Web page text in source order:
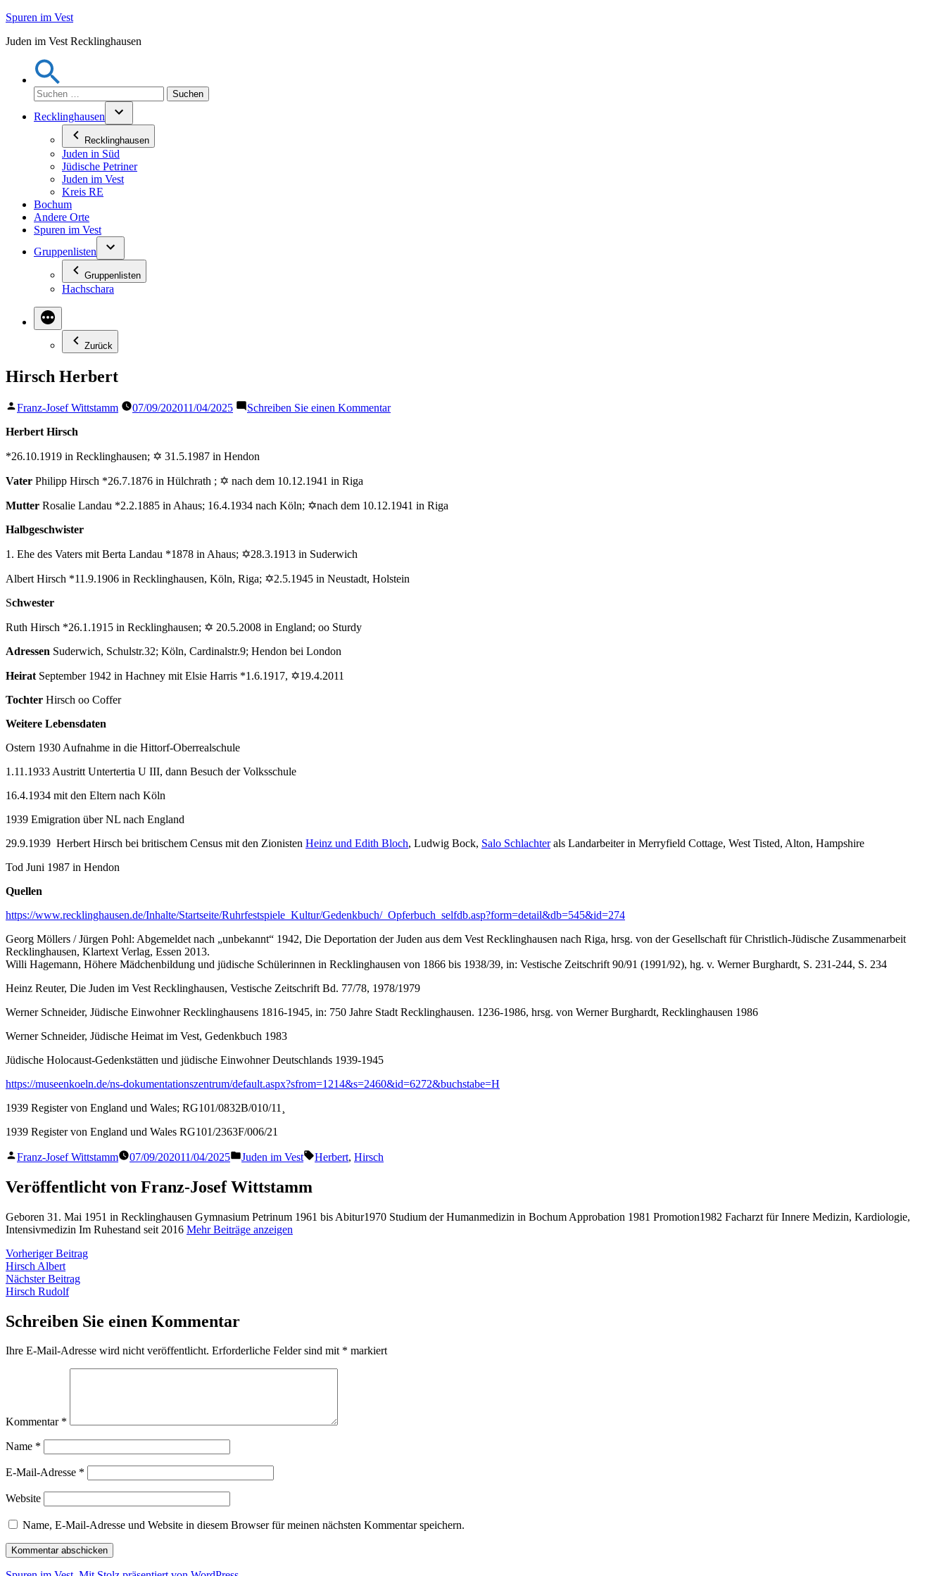
Zum
springen
Spuren im Vest
Juden im Vest Recklinghausen
Suchen
nach:
Recklinghausen
Recklinghausen
Juden in Süd
Jüdische Petriner
Juden im Vest
Kreis RE
Bochum
Andere Orte
Spuren im Vest
Gruppenlisten
Gruppenlisten
Hachschara
Zurück
Hirsch Herbert
Veröffentlicht
Franz-Josef Wittstamm 07/09/202011/04/2025 Schreiben Sie einen Kommentarzu
Herbert Hirsch
*26.10.1919 in Recklinghausen; ✡ 31.5.1987 in Hendon
Vater Philipp Hirsch *26.7.1876 in Hülchrath ; ✡ nach dem 10.12.1941 in Riga
Mutter Rosalie Landau *2.2.1885 in Ahaus; 16.4.1934 nach Köln; ✡nach dem 10.12.1941 in Riga
Halbgeschwister
1. Ehe des Vaters mit Berta Landau *1878 in Ahaus; ✡28.3.1913 in Suderwich
Albert Hirsch *11.9.1906 in Recklinghausen, Köln, Riga; ✡2.5.1945 in Neustadt, Holstein
Schwester
Ruth Hirsch *26.1.1915 in Recklinghausen; ✡ 20.5.2008 in England; oo Sturdy
Adressen Suderwich, Schulstr.32; Köln, Cardinalstr.9; Hendon bei London
Heirat September 1942 in Hachney mit Elsie Harris *1.6.1917, ✡19.4.2011
Tochter Hirsch oo Coffer
Weitere Lebensdaten
Ostern 1930 Aufnahme in die Hittorf-Oberrealschule
1.11.1933 Austritt Untertertia U III, dann Besuch der Volksschule
16.4.1934 mit den Eltern nach Köln
1939 Emigration über NL nach England
29.9.1939 Herbert Hirsch bei britischem Census mit den Zionisten Heinz und Edith Bloch, Ludwig Bock, Salo Schlachterals Landarbeiter in Merryfield Cottage, West Tisted, Alton, Hampshire
Tod Juni 1987 in Hendon
Quellen
https://www.recklinghausen.de/Inhalte/Startseite/Ruhrfestspiele_Kultur/Gedenkbuch/_Opferbuch_selfdb.asp?form=detail&db=545&id=274
Georg Möllers / Jürgen Pohl: Abgemeldet nach „unbekannt“ 1942, Die Deportation der Juden aus dem Vest Recklinghausen nach Riga, hrsg. von der Gesellschaft für Christlich-Jüdische Zusammenarbeit
Recklinghausen, Klartext Verlag, Essen 2013.
Willi Hagemann, Höhere Mädchenbildung und jüdische Schülerinnen in Recklinghausen von 1866 bis 1938/39, in: Vestische Zeitschrift 90/91 (1991/92), hg. v. Werner Burghardt, S. 231-244, S. 234
Heinz Reuter, Die Juden im Vest Recklinghausen, Vestische Zeitschrift Bd. 77/78, 1978/1979
Werner Schneider, Jüdische Einwohner Recklinghausens 1816-1945, in: 750 Jahre Stadt Recklinghausen. 1236-1986, hrsg. von Werner Burghardt, Recklinghausen 1986
Werner Schneider, Jüdische Heimat im Vest, Gedenkbuch 1983
Jüdische Holocaust-Gedenkstätten und jüdische Einwohner Deutschlands 1939-1945
https://museenkoeln.de/ns-dokumentationszentrum/default.aspx?sfrom=1214&s=2460&id=6272&buchstabe=H
1939 Register von England und Wales; RG101/0832B/010/11¸
1939 Register von England und Wales RG101/2363F/006/21
Veröffentlicht
Franz-Josef Wittstamm 07/09/202011/04/2025
Veröffentlicht
Juden im Vest Schlagwörter:
Herbert, Hirsch
Veröffentlicht von Franz-Josef Wittstamm
Geboren 31. Mai 1951 in Recklinghausen Gymnasium Petrinum 1961 bis Abitur1970 Studium der Humanmedizin in Bochum Approbation 1981 Promotion1982 Facharzt für Innere Medizin, Kardiologie,
Intensivmedizin Im Ruhestand seit 2016 Mehr Beiträge anzeigen
Beitragsnavigation
Vorheriger BeitragVorheriger
Hirsch Albert
Nächster BeitragNächster
Hirsch Rudolf
Schreiben Sie einen Kommentar
Ihre E-Mail-Adresse wird nicht veröffentlicht. Erforderliche Felder sind mit * markiert
Kommentar *
Name *
E-Mail-Adresse *
Website
Name, E-Mail-Adresse und Website in diesem Browser für meinen nächsten Kommentar speichern.